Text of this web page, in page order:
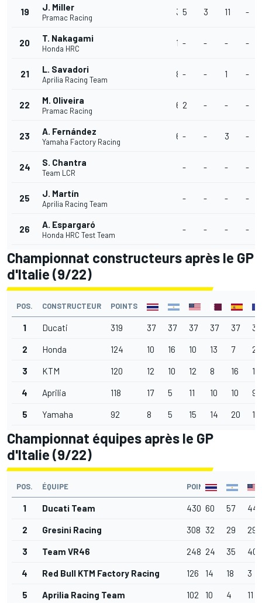
19 J. Miller
Pramac Racing
315 3 11 -
20 T. Nakagami
Honda HRC
10- - - -
21 L. Savadori
Aprilia Racing Team
8 - - 1 -
22 M. Oliveira
Pramac Racing
6 2 - - -
23 A. Fernández
Yamaha Factory Racing
6 - - 3 -
24 S. Chantra
Team LCR
- - - -
25 J. Martín
Aprilia Racing Team
- - - -
26 A. Espargaró
Honda HRC Test Team
- - - -
Championnat constructeurs après le GP
d'Italie (9/22)
POS. CONSTRUCTEUR POINTS
1 Ducati 319 37 37 37 37 37 32
2 Honda 124 10 16 10 13 7 29
3 KTM 120 12 10 12 8 16 18
4 Aprilia 118 17 5 11 10 10 9
5 Yamaha 92 8 5 15 14 20 10
Championnat équipes après le GP
d'Italie (9/22)
POS. ÉQUIPE POINTS
1 Ducati Team 430 60 57 44
2 Gresini Racing 308 32 29 29
3 Team VR46 248 24 35 40
4 Red Bull KTM Factory Racing 126 14 18 3
5 Aprilia Racing Team 102 10 4 11